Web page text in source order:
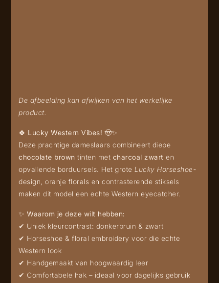
De afbeelding kan afwijken van het werkelijke
product.
🍀 Lucky Western Vibes! 🤠✨
Deze prachtige dameslaars combineert diepe
chocolate brown tinten met charcoal zwart en
opvallende borduursels. Het grote Lucky Horseshoe-
design, oranje florals en contrasterende stiksels
maken dit model een echte Western eyecatcher.
✨ Waarom je deze wilt hebben:
✔ Uniek kleurcontrast: donkerbruin & zwart
✔ Horseshoe & floral embroidery voor die echte
Western look
✔ Handgemaakt van hoogwaardig leer
✔ Comfortabele hak – ideaal voor dagelijks gebruik